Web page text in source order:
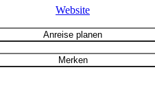
Website
Anreise planen
Merken